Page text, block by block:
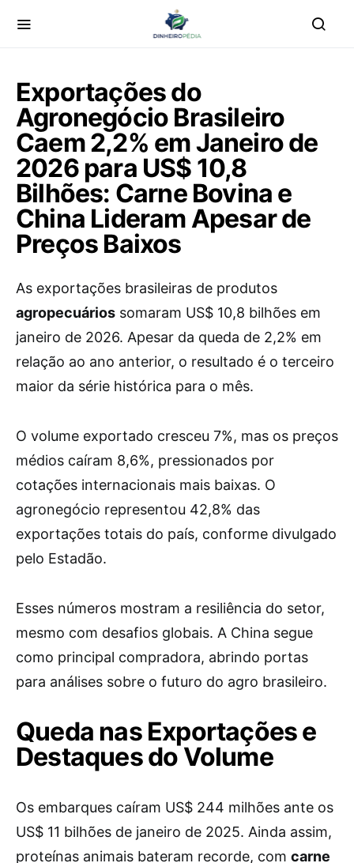
Exportações do
Agronegócio Brasileiro
Caem 2,2% em Janeiro de
2026 para US$ 10,8
Bilhões: Carne Bovina e
China Lideram Apesar de
Preços Baixos
As exportações brasileiras de produtos
agropecuários somaram US$ 10,8 bilhões em
janeiro de 2026. Apesar da queda de 2,2% em
relação ao ano anterior, o resultado é o terceiro
maior da série histórica para o mês.
O volume exportado cresceu 7%, mas os preços
médios caíram 8,6%, pressionados por
cotações internacionais mais baixas. O
agronegócio representou 42,8% das
exportações totais do país, conforme divulgado
pelo Estadão.
Esses números mostram a resiliência do setor,
mesmo com desafios globais. A China segue
como principal compradora, abrindo portas
para análises sobre o futuro do agro brasileiro.
Queda nas Exportações e
Destaques do Volume
Os embarques caíram US$ 244 milhões ante os
US$ 11 bilhões de janeiro de 2025. Ainda assim,
proteínas animais bateram recorde, com carne